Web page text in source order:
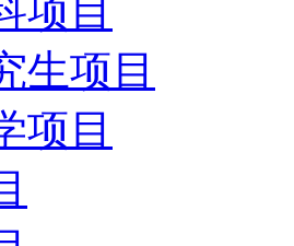
项目
生项目
项目